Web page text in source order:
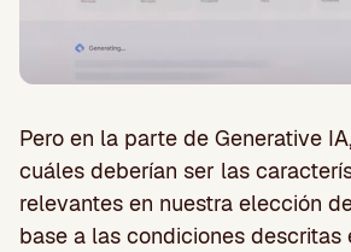
Pero en la parte de Generative
cuáles deberían ser las
relevantes en nuestra elección
base a las condiciones descritas